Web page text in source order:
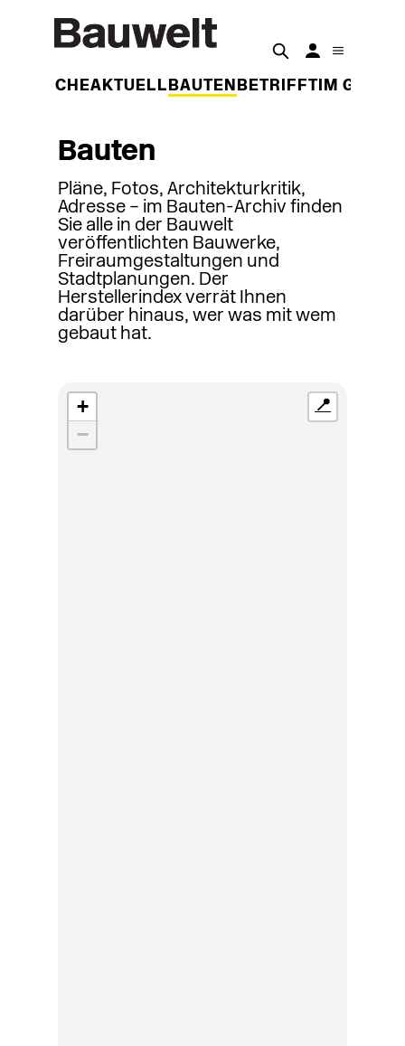
WOCHEAKTUELL BAUTEN BETRIFFT IM
Bauten
Pläne, Fotos, Architekturkritik,
Adresse – im Bauten-Archiv finden
Sie alle in der Bauwelt
veröffentlichten Bauwerke,
Freiraumgestaltungen und
Stadtplanungen. Der
Herstellerindex verrät Ihnen
darüber hinaus, wer was mit wem
gebaut hat.
+
−
📍